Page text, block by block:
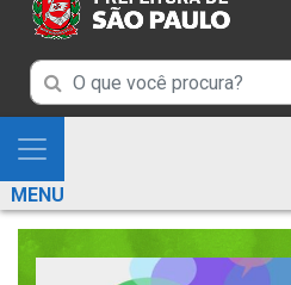
sítio)
novo
Campo
de
Busca
de
informações
Campo
de
de
informações
Mostra
e
Esconde
Menu
MENU